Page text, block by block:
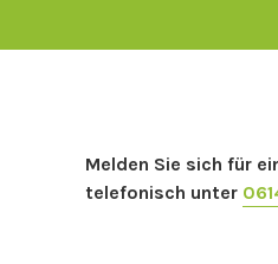
Melden Sie sich für
telefonisch unter